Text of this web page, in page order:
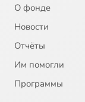
О фонде
Новости
Отчёты
Им помогли
Программы